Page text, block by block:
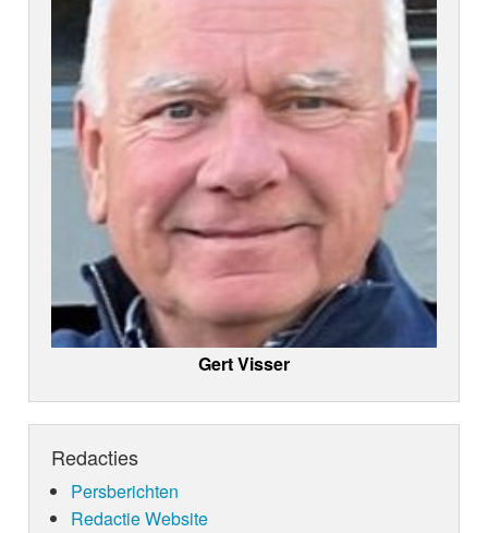
Gert Visser
Redacties
Persberichten
Redactie Website